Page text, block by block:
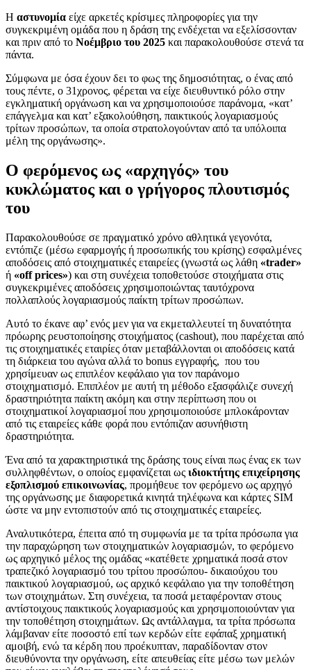
Η αστυνομία είχε αρκετές κρίσιμες πληροφορίες για την
συγκεκριμένη ομάδα που η δράση της ενδέχεται να εξελίσσονταν
και πριν από το Νοέμβριο του 2025 και παρακολουθούσε στενά τα
πάντα.
Σύμφωνα με όσα έχουν δει το φως της δημοσιότητας, ο ένας από
τους πέντε, ο 31χρονος, φέρεται να είχε διευθυντικό ρόλο στην
εγκληματική οργάνωση και να χρησιμοποιούσε παράνομα, «κατ’
επάγγελμα και κατ’ εξακολούθηση, παικτικούς λογαριασμούς
τρίτων προσώπων, τα οποία στρατολογούνταν από τα υπόλοιπα
μέλη της οργάνωσης».
Ο φερόμενος ως «αρχηγός» του
κυκλώματος και ο γρήγορος πλουτισμός
του
Παρακολουθούσε σε πραγματικό χρόνο αθλητικά γεγονότα,
εντόπιζε (μέσω εφαρμογής ή προσωπικής του κρίσης) εσφαλμένες
αποδόσεις από στοιχηματικές εταιρείες (γνωστά ως λάθη «trader»
ή «off prices») και στη συνέχεια τοποθετούσε στοιχήματα στις
συγκεκριμένες αποδόσεις χρησιμοποιώντας ταυτόχρονα
πολλαπλούς λογαριασμούς παίκτη τρίτων προσώπων.
Αυτό το έκανε αφ’ ενός μεν για να εκμεταλλευτεί τη δυνατότητα
πρόωρης ρευστοποίησης στοιχήματος (cashout), που παρέχεται από
τις στοιχηματικές εταιρίες όταν μεταβάλλονται οι αποδόσεις κατά
τη διάρκεια του αγώνα αλλά το bonus εγγραφής, που του
χρησίμευαν ως επιπλέον κεφάλαιο για τον παράνομο
στοιχηματισμό. Επιπλέον με αυτή τη μέθοδο εξασφάλιζε συνεχή
δραστηριότητα παίκτη ακόμη και στην περίπτωση που οι
στοιχηματικοί λογαριασμοί που χρησιμοποιούσε μπλοκάρονταν
από τις εταιρείες κάθε φορά που εντόπιζαν ασυνήθιστη
δραστηριότητα.
Ένα από τα χαρακτηριστικά της δράσης τους είναι πως ένας εκ των
συλληφθέντων, ο οποίος εμφανίζεται ως ιδιοκτήτης επιχείρησης
εξοπλισμού επικοινωνίας, προμήθευε τον φερόμενο ως αρχηγό
της οργάνωσης με διαφορετικά κινητά τηλέφωνα και κάρτες SIM
ώστε να μην εντοπιστούν από τις στοιχηματικές εταιρείες.
Αναλυτικότερα, έπειτα από τη συμφωνία με τα τρίτα πρόσωπα για
την παραχώρηση των στοιχηματικών λογαριασμών, το φερόμενο
ως αρχηγικό μέλος της ομάδας «κατέθετε χρηματικά ποσά στον
τραπεζικό λογαριασμό του τρίτου προσώπου- δικαιούχου του
παικτικού λογαριασμού, ως αρχικό κεφάλαιο για την τοποθέτηση
των στοιχημάτων. Στη συνέχεια, τα ποσά μεταφέρονταν στους
αντίστοιχους παικτικούς λογαριασμούς και χρησιμοποιούνταν για
την τοποθέτηση στοιχημάτων. Ως αντάλλαγμα, τα τρίτα πρόσωπα
λάμβαναν είτε ποσοστό επί των κερδών είτε εφάπαξ χρηματική
αμοιβή, ενώ τα κέρδη που προέκυπταν, παραδίδονταν στον
διευθύνοντα την οργάνωση, είτε απευθείας είτε μέσω των μελών